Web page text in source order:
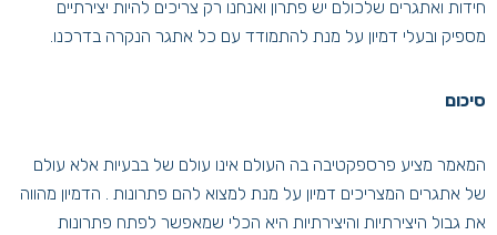
חידות ואתגרים שלכולם יש פתרון ואנחנו רק צריכים להיות יצירתיים
מספיק ובעלי דמיון על מנת להתמודד עם כל אתגר הנקרה בדרכנו.
סיכום
המאמר מציע פרספקטיבה בה העולם אינו עולם של בבעיות אלא עולם
של אתגרים המצריכים דמיון על מנת למצוא להם פתרונות . הדמיון מהווה
את גבול היצירתיות והיצירתיות היא הכלי שמאפשר לפתח פתרונות